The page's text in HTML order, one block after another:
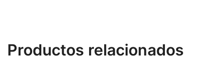
Productos relacionados